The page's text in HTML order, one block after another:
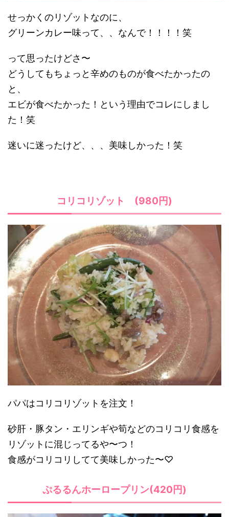
せっかくのリゾットなのに、
グリーンカレー味って、、なんで！！！！笑
って思ったけどさ〜
どうしてもちょっと辛めのものが食べたかったの
と、
エビが食べたかった！という理由でコレにしまし
た！笑
迷いに迷ったけど、、、美味しかった！笑
コリコリゾット (980円)
パパはコリコリゾットを注文！
砂肝・豚タン・エリンギや筍などのコリコリ食感を
リゾットに混じってるや〜つ！
食感がコリコリしてて美味しかった〜♡
ぷるるんホーロープリン(420円)